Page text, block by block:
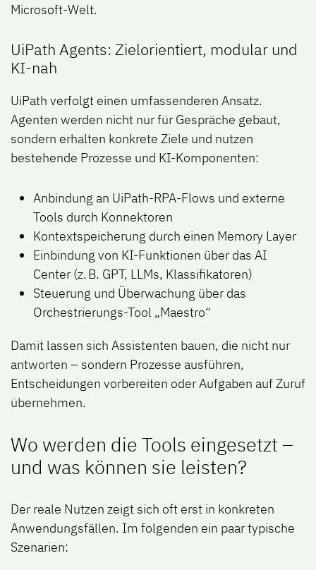
Microsoft-Welt.
UiPath Agents: Zielorientiert, modular und
KI-nah
UiPath verfolgt einen umfassenderen Ansatz.
Agenten werden nicht nur für Gespräche gebaut,
sondern erhalten konkrete Ziele und nutzen
bestehende Prozesse und KI-Komponenten:
Anbindung an UiPath-RPA-Flows und externe
Tools durch Konnektoren
Kontextspeicherung durch einen Memory Layer
Einbindung von KI-Funktionen über das AI
Center (z. B. GPT, LLMs, Klassifikatoren)
Steuerung und Überwachung über das
Orchestrierungs-Tool „Maestro“
Damit lassen sich Assistenten bauen, die nicht nur
antworten – sondern Prozesse ausführen,
Entscheidungen vorbereiten oder Aufgaben auf Zuruf
übernehmen.
Wo werden die Tools eingesetzt –
und was können sie leisten?
Der reale Nutzen zeigt sich oft erst in konkreten
Anwendungsfällen. Im folgenden ein paar typische
Szenarien: